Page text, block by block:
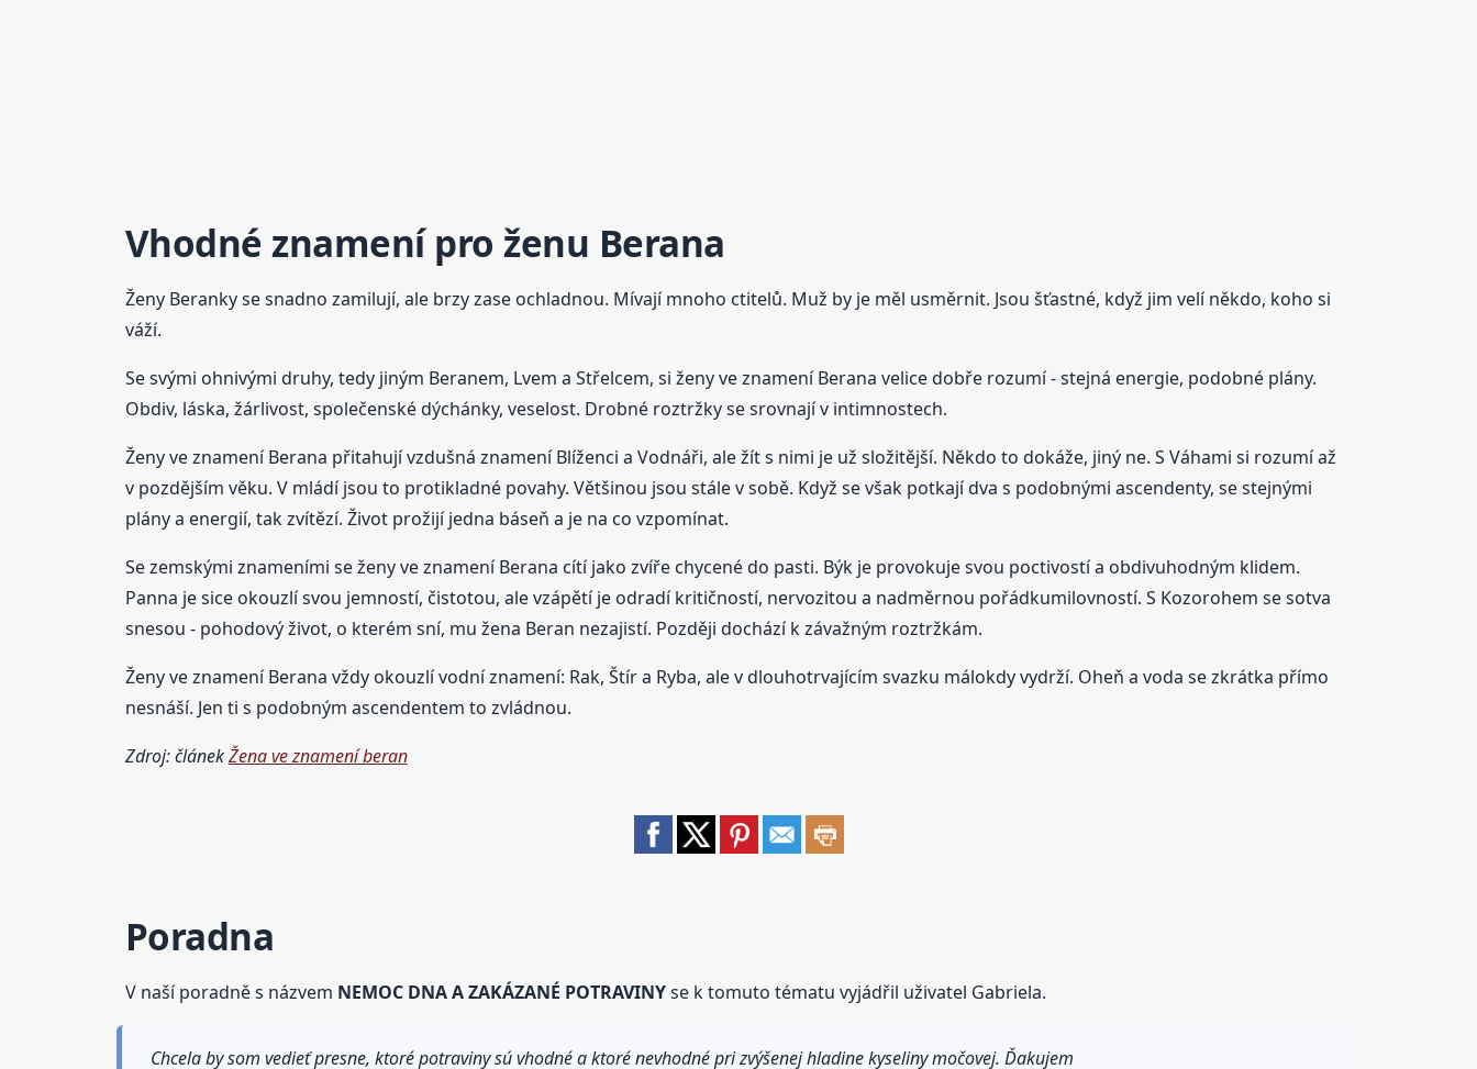
Vhodné znamení pro ženu Berana
Ženy Beranky se snadno zamilují, ale brzy zase ochladnou. Mívají mnoho ctitelů. Muž by je měl usměrnit. Jsou šťastné, když jim velí někdo, koho si
váží.
Se svými ohnivými druhy, tedy jiným Beranem, Lvem a Střelcem, si ženy ve znamení Berana velice dobře rozumí - stejná energie, podobné plány.
Obdiv, láska, žárlivost, společenské dýchánky, veselost. Drobné roztržky se srovnají v intimnostech.
Ženy ve znamení Berana přitahují vzdušná znamení Blíženci a Vodnáři, ale žít s nimi je už složitější. Někdo to dokáže, jiný ne. S Váhami si rozumí až
v pozdějším věku. V mládí jsou to protikladné povahy. Většinou jsou stále v sobě. Když se však potkají dva s podobnými ascendenty, se stejnými
plány a energií, tak zvítězí. Život prožijí jedna báseň a je na co vzpomínat.
Se zemskými znameními se ženy ve znamení Berana cítí jako zvíře chycené do pasti. Býk je provokuje svou poctivostí a obdivuhodným klidem.
Panna je sice okouzlí svou jemností, čistotou, ale vzápětí je odradí kritičností, nervozitou a nadměrnou pořádkumilovností. S Kozorohem se sotva
snesou - pohodový život, o kterém sní, mu žena Beran nezajistí. Později dochází k závažným roztržkám.
Ženy ve znamení Berana vždy okouzlí vodní znamení: Rak, Štír a Ryba, ale v dlouhotrvajícím svazku málokdy vydrží. Oheň a voda se zkrátka přímo
nesnáší. Jen ti s podobným ascendentem to zvládnou.
Zdroj: článekŽena ve znamení beran
Poradna
V naší poradně s názvem NEMOC DNA A ZAKÁZANÉ POTRAVINYse k tomuto tématu vyjádřil uživatel Gabriela.
Chcela by som vedieť presne, ktoré potraviny sú vhodné a ktoré nevhodné pri zvýšenej hladine kyseliny močovej. Ďakujem